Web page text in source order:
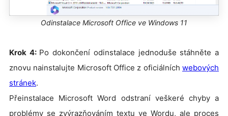
Odinstalace Microsoft Office ve Windows 11
Krok 4: Po dokončení odinstalace jednoduše stáhněte a
znovu nainstalujte Microsoft Office z oficiálních webových
stránek.
Přeinstalace Microsoft Word odstraní veškeré chyby a
problémy se zvýrazňováním textu ve Wordu, ale proces